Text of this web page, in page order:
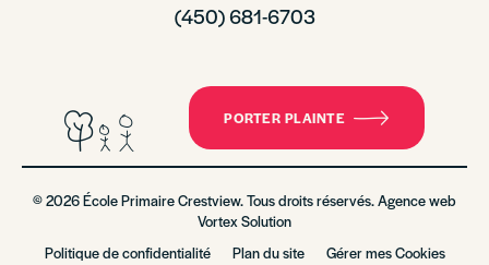
(450) 681-6703
PORTER PLAINTE
© 2026 École Primaire Crestview. Tous droits réservés. Agence web
Vortex Solution
Politique de confidentialité
Plan du site Gérer mes Cookies